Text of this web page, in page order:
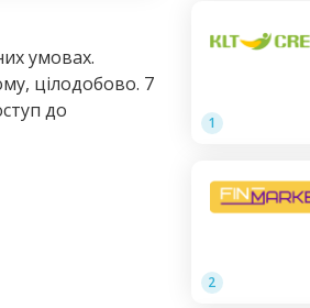
умовах.
цілодобово. 7
до
1
2